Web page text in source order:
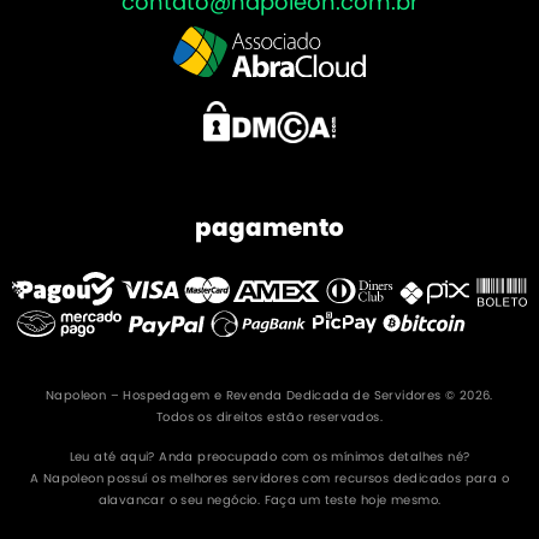
pagamento
Napoleon – Hospedagem e Revenda Dedicada de Servidores © 2026.
Todos os direitos estão reservados.
Leu até aqui? Anda preocupado com os mínimos detalhes né?
A Napoleon possuí os melhores servidores com recursos dedicados para o
alavancar o seu negócio. Faça um teste hoje mesmo.